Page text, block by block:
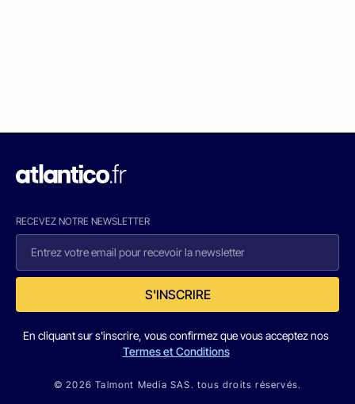
RECEVEZ NOTRE NEWSLETTER
S'INSCRIRE
En cliquant sur s'inscrire, vous confirmez que vous acceptez nos
Termes et Conditions
© 2026 Talmont Media SAS. tous droits réservés.